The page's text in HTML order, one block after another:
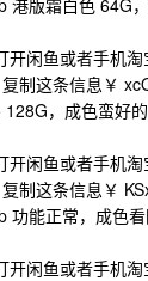
港版霜白色 64G
开闲鱼或者手机
制这条信息￥
，成色蛮好的
开闲鱼或者手机
制这条信息￥
能正常，成色看
开闲鱼或者手机